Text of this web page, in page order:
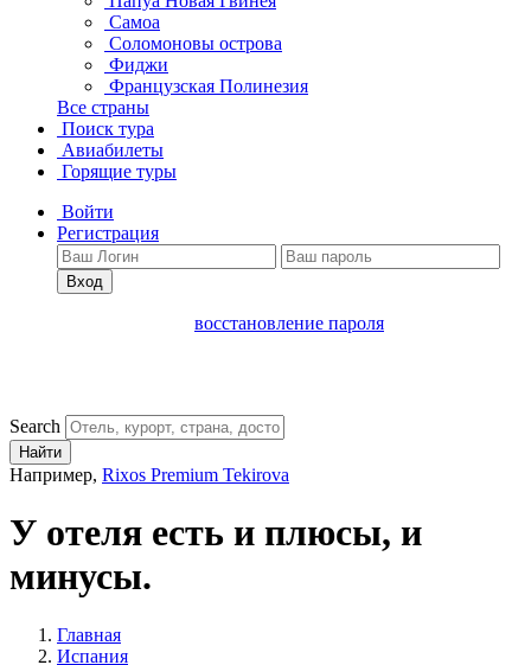
Самоа
Соломоновы острова
Фиджи
Французская Полинезия
Все страны
Поиск тура
Авиабилеты
Горящие туры
Войти
Регистрация
Вход
восстановление пароля
Search
Найти
Например, Rixos Premium Tekirova
У отеля есть и плюсы, и
минусы.
Главная
Испания